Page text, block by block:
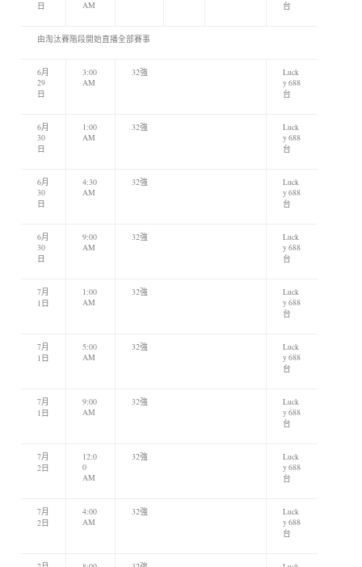
日
AM
台
由淘汰賽階段開始直播全部賽事
6月
29
日
3:00
AM
32強
Luck
y 688
台
6月
30
日
1:00
AM
32強
Luck
y 688
台
6月
30
日
4:30
AM
32強
Luck
y 688
台
6月
30
日
9:00
AM
32強
Luck
y 688
台
7月
1日
1:00
AM
32強
Luck
y 688
台
7月
1日
5:00
AM
32強
Luck
y 688
台
7月
1日
9:00
AM
32強
Luck
y 688
台
7月
2日
12:0
0
AM
32強
Luck
y 688
台
7月
2日
4:00
AM
32強
Luck
y 688
台